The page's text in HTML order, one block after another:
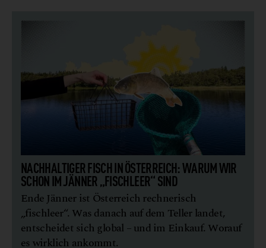
NACHHALTIGER FISCH IN ÖSTERREICH: WARUM WIR
SCHON IM JÄNNER „FISCHLEER“ SIND
Ende Jänner ist Österreich rechnerisch
„fischleer“. Was danach auf dem Teller landet,
entscheidet sich global – und im Einkauf. Worauf
es wirklich ankommt.